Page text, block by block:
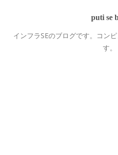
puti se
インフラSEのブログです。コン
す。